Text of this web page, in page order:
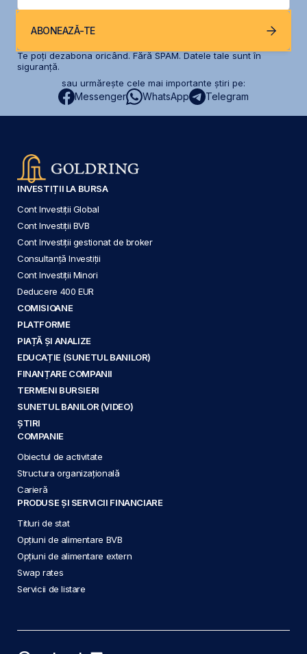
ABONEAZĂ-TE
Te poți dezabona oricând. Fără SPAM. Datele tale sunt în
siguranță.
sau urmărește cele mai importante știri pe:
Messenger WhatsApp Telegram
INVESTIȚII LA BURSA
Cont Investiții Global
Cont Investiții BVB
Cont Investiții gestionat de broker
Consultanță Investiții
Cont Investiții Minori
Deducere 400 EUR
COMISIOANE
PLATFORME
PIAȚĂ ȘI ANALIZE
EDUCAȚIE (SUNETUL BANILOR)
FINANȚARE COMPANII
TERMENI BURSIERI
SUNETUL BANILOR (VIDEO)
ȘTIRI
COMPANIE
Obiectul de activitate
Structura organizațională
Carieră
PRODUSE ȘI SERVICII FINANCIARE
Titluri de stat
Opțiuni de alimentare BVB
Opțiuni de alimentare extern
Swap rates
Servicii de listare